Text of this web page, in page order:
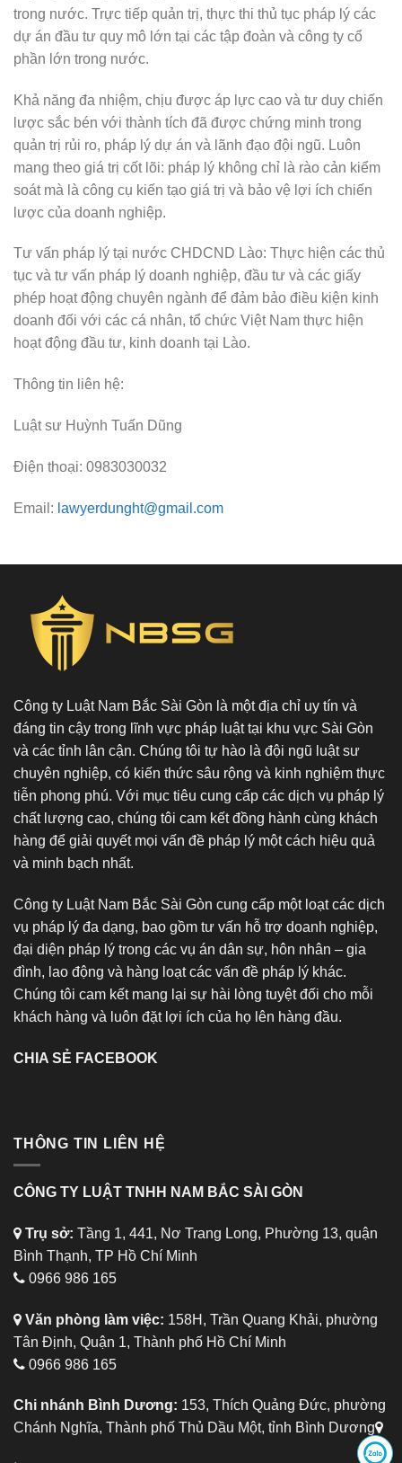
trong nước. Trực tiếp quản trị, thực thi thủ tục pháp lý các
dự án đầu tư quy mô lớn tại các tập đoàn và công ty cổ
phần lớn trong nước.
Khả năng đa nhiệm, chịu được áp lực cao và tư duy chiến
lược sắc bén với thành tích đã được chứng minh trong
quản trị rủi ro, pháp lý dự án và lãnh đạo đội ngũ. Luôn
mang theo giá trị cốt lõi: pháp lý không chỉ là rào cản kiểm
soát mà là công cụ kiến tạo giá trị và bảo vệ lợi ích chiến
lược của doanh nghiệp.
Tư vấn pháp lý tại nước CHDCND Lào: Thực hiện các thủ
tục và tư vấn pháp lý doanh nghiệp, đầu tư và các giấy
phép hoạt động chuyên ngành để đảm bảo điều kiện kinh
doanh đối với các cá nhân, tổ chức Việt Nam thực hiện
hoạt động đầu tư, kinh doanh tại Lào.
Thông tin liên hệ:
Luật sư Huỳnh Tuấn Dũng
Điện thoại: 0983030032
Email: lawyerdunght@gmail.com
Công ty Luật Nam Bắc Sài Gòn là một địa chỉ uy tín và
đáng tin cậy trong lĩnh vực pháp luật tại khu vực Sài Gòn
và các tỉnh lân cận. Chúng tôi tự hào là đội ngũ luật sư
chuyên nghiệp, có kiến thức sâu rộng và kinh nghiệm thực
tiễn phong phú. Với mục tiêu cung cấp các dịch vụ pháp lý
chất lượng cao, chúng tôi cam kết đồng hành cùng khách
hàng để giải quyết mọi vấn đề pháp lý một cách hiệu quả
và minh bạch nhất.
Công ty Luật Nam Bắc Sài Gòn cung cấp một loạt các dịch
vụ pháp lý đa dạng, bao gồm tư vấn hỗ trợ doanh nghiệp,
đại diện pháp lý trong các vụ án dân sự, hôn nhân – gia
đình, lao động và hàng loạt các vấn đề pháp lý khác.
Chúng tôi cam kết mang lại sự hài lòng tuyệt đối cho mỗi
khách hàng và luôn đặt lợi ích của họ lên hàng đầu.
CHIA SẺ FACEBOOK
THÔNG TIN LIÊN HỆ
CÔNG TY LUẬT TNHH NAM BẮC SÀI GÒN
Trụ sở: Tầng 1, 441, Nơ Trang Long, Phường 13, quận
Bình Thạnh, TP Hồ Chí Minh
0966 986 165
Văn phòng làm việc: 158H, Trần Quang Khải, phường
Tân Định, Quận 1, Thành phố Hồ Chí Minh
0966 986 165
Chi nhánh Bình Dương: 153, Thích Quảng Đức, phường
Chánh Nghĩa, Thành phố Thủ Dầu Một, tỉnh Bình Dương